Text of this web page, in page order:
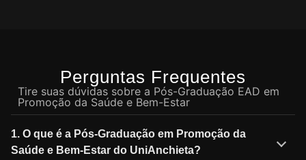
Perguntas Frequentes
Tire suas dúvidas sobre a Pós-Graduação EAD em
Promoção da Saúde e Bem-Estar
1. O que é a Pós-Graduação em Promoção da
Saúde e Bem-Estar do UniAnchieta?